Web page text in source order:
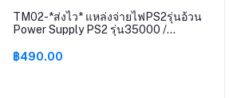
TM02-*ส่งไว* แหล่งจ่ายไฟPS2รุ่นอ้วน
Power Supply PS2 รุ่น35000 /
฿490.00